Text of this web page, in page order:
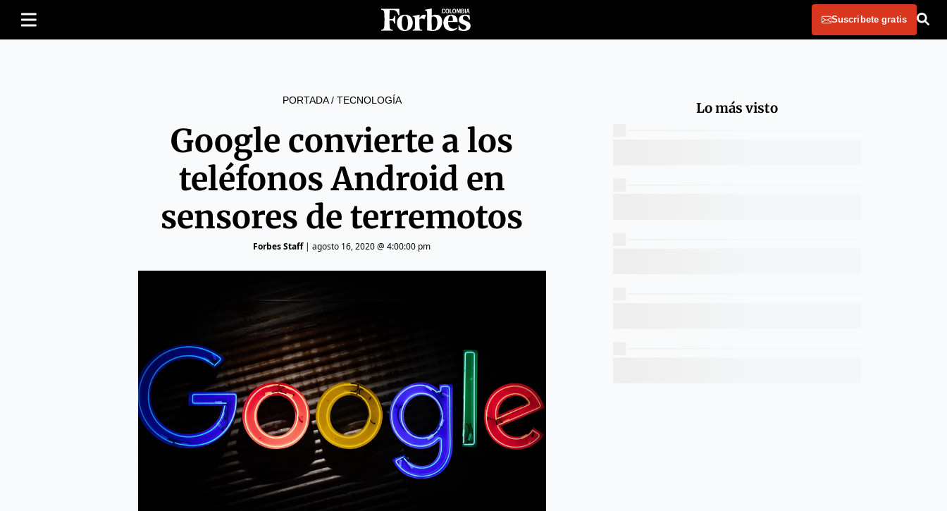
Suscribete gratis
PORTADA/ TECNOLOGÍA
Google convierte a los
teléfonos Android en
sensores de terremotos
Forbes Staff| agosto 16, 2020 @ 4:00:00 pm
Lo más visto